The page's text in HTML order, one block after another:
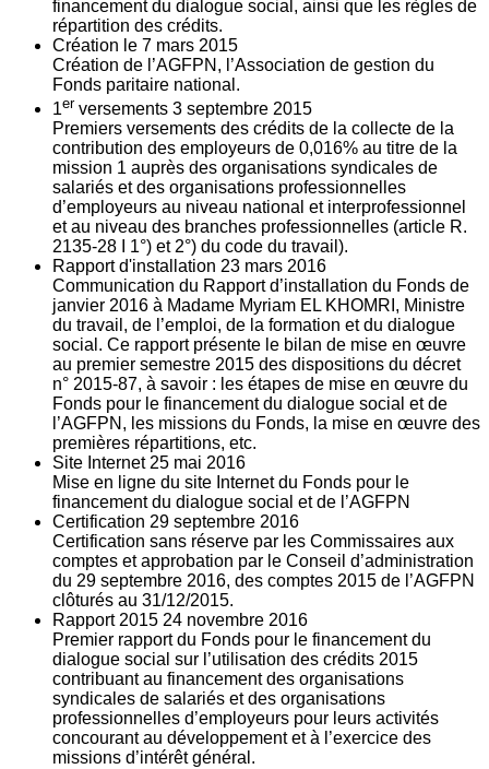
financement du dialogue social, ainsi que les règles de
répartition des crédits.
Création le 7 mars 2015
Création de l’AGFPN, l’Association de gestion du
Fonds paritaire national.
1er versements 3 septembre 2015
Premiers versements des crédits de la collecte de la
contribution des employeurs de 0,016% au titre de la
mission 1 auprès des organisations syndicales de
salariés et des organisations professionnelles
d’employeurs au niveau national et interprofessionnel
et au niveau des branches professionnelles (article R.
2135‐28 I 1°) et 2°) du code du travail).
Rapport d'installation 23 mars 2016
Communication du Rapport d’installation du Fonds de
janvier 2016 à Madame Myriam EL KHOMRI, Ministre
du travail, de l’emploi, de la formation et du dialogue
social. Ce rapport présente le bilan de mise en œuvre
au premier semestre 2015 des dispositions du décret
n° 2015-87, à savoir : les étapes de mise en œuvre du
Fonds pour le financement du dialogue social et de
l’AGFPN, les missions du Fonds, la mise en œuvre des
premières répartitions, etc.
Site Internet 25 mai 2016
Mise en ligne du site Internet du Fonds pour le
financement du dialogue social et de l’AGFPN
Certification 29 septembre 2016
Certification sans réserve par les Commissaires aux
comptes et approbation par le Conseil d’administration
du 29 septembre 2016, des comptes 2015 de l’AGFPN
clôturés au 31/12/2015.
Rapport 2015 24 novembre 2016
Premier rapport du Fonds pour le financement du
dialogue social sur l’utilisation des crédits 2015
contribuant au financement des organisations
syndicales de salariés et des organisations
professionnelles d’employeurs pour leurs activités
concourant au développement et à l’exercice des
missions d’intérêt général.